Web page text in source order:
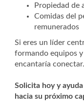
Propiedad de
Comidas del
remunerados
Si eres un líder
formando equipos
encantaría conectar.
Solicita hoy y
hacia su próximo